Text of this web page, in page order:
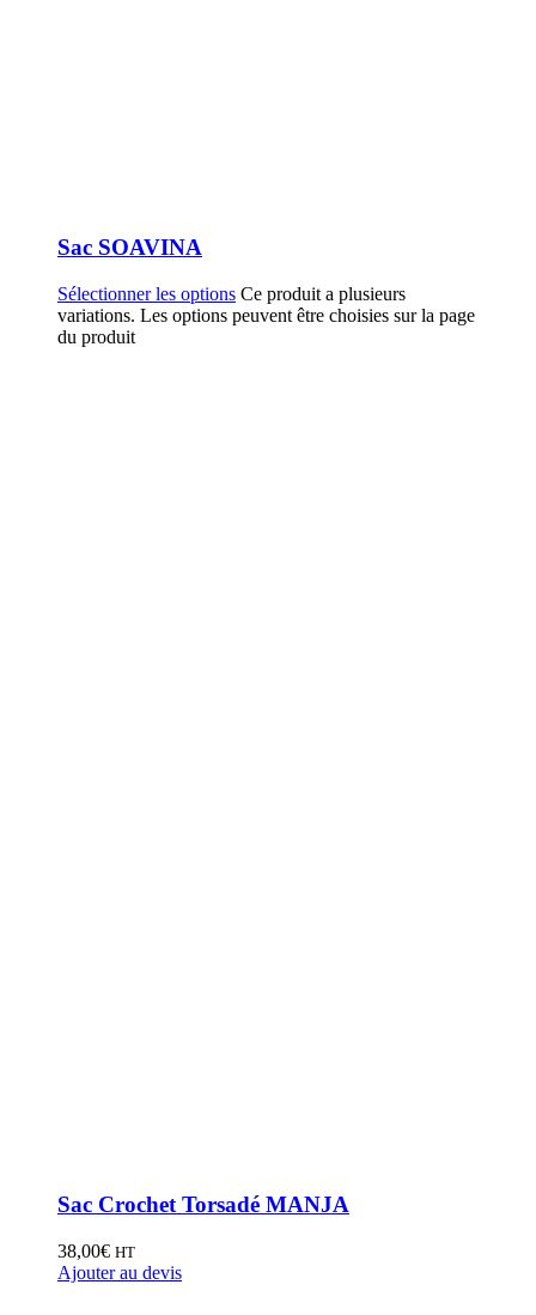
Sac SOAVINA
Sélectionner les options Ce produit a plusieurs
variations. Les options peuvent être choisies sur la page
du produit
Sac Crochet Torsadé MANJA
38,00€ HT
Ajouter au devis